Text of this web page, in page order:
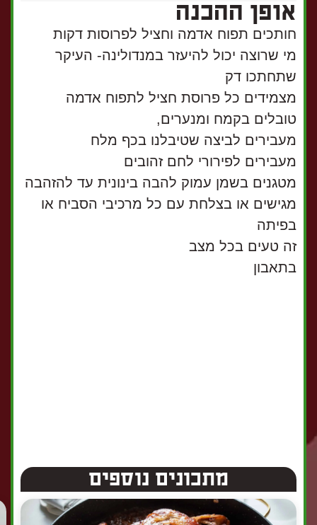
אופן ההכנה
חותכים תפוח אדמה וחציל לפרוסות דקות
מי שרוצה יכול להיעזר במנדולינה- העיקר
שתחתכו דק
מצמידים כל פרוסת חציל לתפוח אדמה
טובלים בקמח ומנערים,
מעבירים לביצה שטיבלנו בכף מלח
מעבירים לפירורי לחם זהובים
מטגנים בשמן עמוק להבה בינונית עד להזהבה
מגישים או בצלחת עם כל מרכיבי הסביח או
בפיתה
זה טעים בכל מצב
בתאבון
מתכונים נוספים